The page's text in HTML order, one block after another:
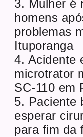
3. Mulher é
homens
problemas
Ituporanga
4. Acidente
microtrator
SC-110 em
5. Paciente
esperar
para fim da